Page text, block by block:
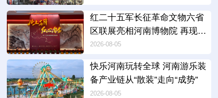
红二十五军长征革命文物六省
区联展亮相河南博物院 再现远
征壮歌
2026-08-05
快乐河南玩转全球 河南游乐装
备产业链从“散装”走向“成势”
2026-08-05